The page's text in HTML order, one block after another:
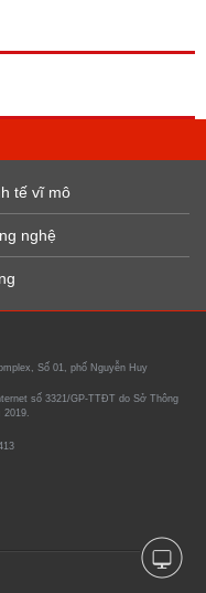
tế vĩ mô
nghệ
Số 01, phố Nguyễn Huy
số 3321/GP-TTĐT do Sở Thông
2019.